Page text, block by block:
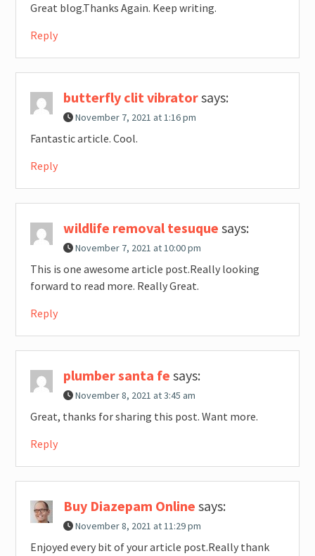
Great blog.Thanks Again. Keep writing.
Reply
butterfly clit vibratorsays:
November 7, 2021 at 1:16 pm
Fantastic article. Cool.
Reply
wildlife removal tesuque says:
November 7, 2021 at 10:00 pm
This is one awesome article post.Really looking
forward to read more. Really Great.
Reply
plumber santa fe says:
November 8, 2021 at 3:45 am
Great, thanks for sharing this post. Want more.
Reply
Buy Diazepam Online says:
November 8, 2021 at 11:29 pm
Enjoyed every bit of your article post.Really thank